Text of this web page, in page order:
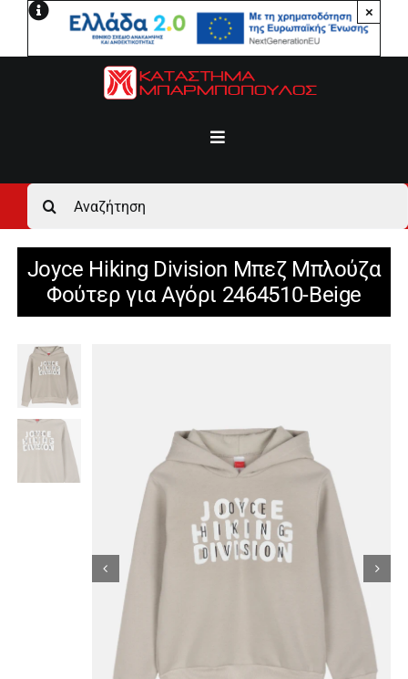
Μετάβαση
×
Toggle
Αρχική
Ανδρικά
Γυναικεία
Αγόρι
Κορίτσι
Εσώρουχα
Είδη Παρέλασης
Σχετικά με εμάς
Αναζήτηση
για:
Joyce Hiking Division Μπεζ Μπλούζα
Φούτερ για Αγόρι 2464510-Beige